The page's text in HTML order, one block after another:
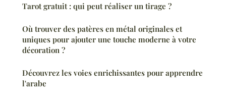
Tarot gratuit : qui peut réaliser un tirage ?
Où trouver des patères en métal originales et
uniques pour ajouter une touche moderne à votre
décoration ?
Découvrez les voies enrichissantes pour apprendre
l'arabe